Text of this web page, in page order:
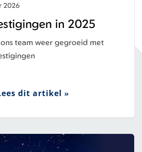
in 2025
2026
team weer gegroeid met
dit artikel